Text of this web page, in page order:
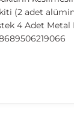
(2 adet
4 Adet Metal